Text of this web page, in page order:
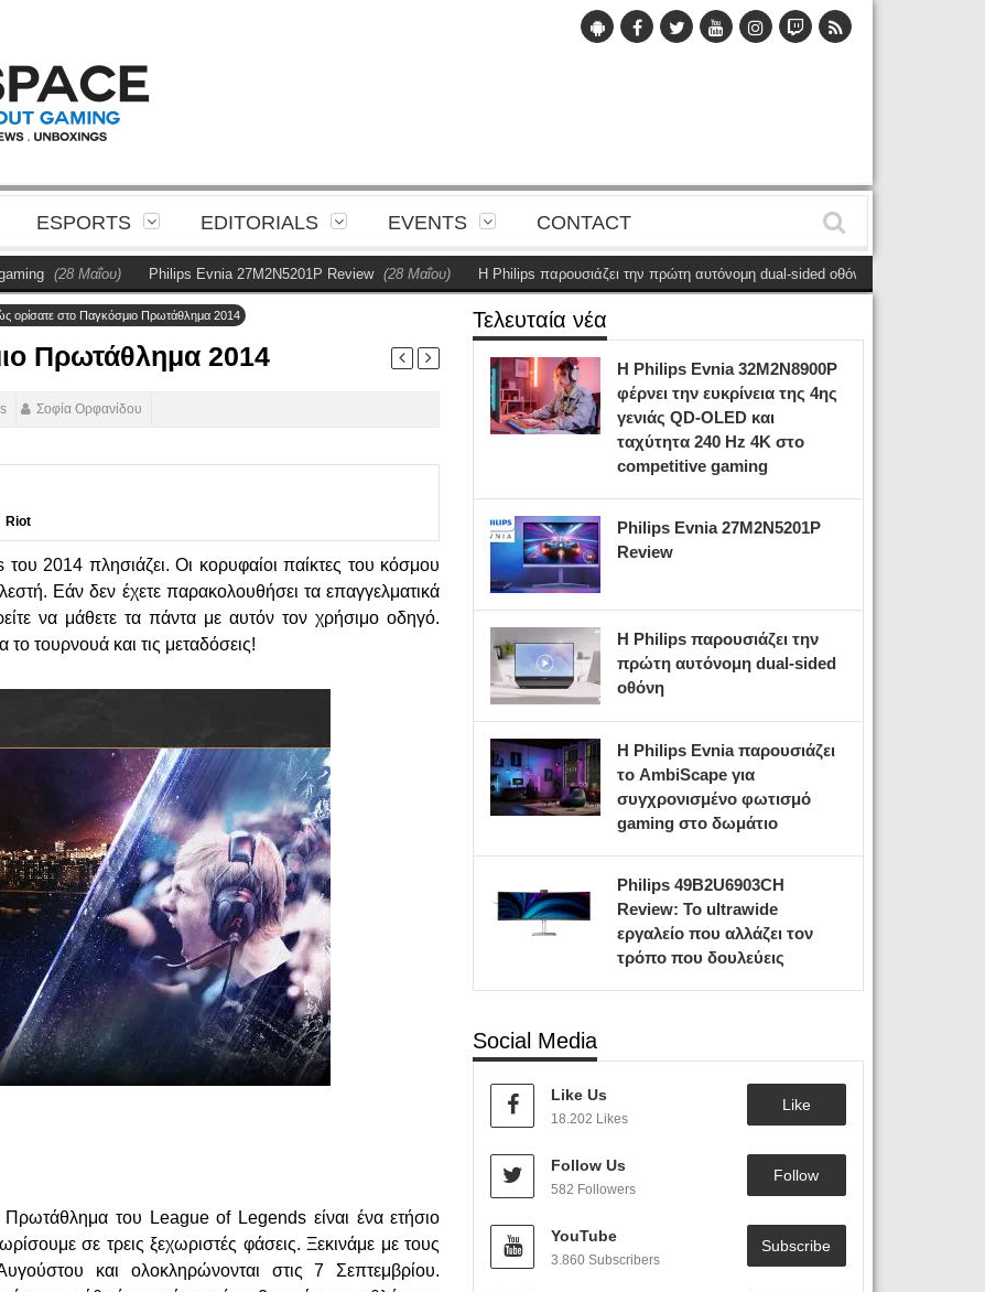
ESPORTS EDITORIALS EVENTS CONTACT
(28 Μαΐου) Philips Evnia 27M2N5201P Review (28 Μαΐου) Η Philips παρουσιάζει την πρώτη αυτόνομη dual-sided οθόνη (28 Μαΐου)
ορίσατε στο Παγκόσμιο Πρωτάθλημα 2014
Πρωτάθλημα 2014
Σοφία Ορφανίδου
Riot
2014 πλησιάζει. Οι κορυφαίοι παίκτες του κόσμου
Εάν δεν έχετε παρακολουθήσει τα επαγγελματικά
να μάθετε τα πάντα με αυτόν τον χρήσιμο οδηγό.
τουρνουά και τις μεταδόσεις!
του League of Legends είναι ένα ετήσιο
σε τρεις ξεχωριστές φάσεις. Ξεκινάμε με τους
και ολοκληρώνονται στις 7 Σεπτεμβρίου.
Τελευταία νέα
Η Philips Evnia 32M2N8900P
φέρνει την ευκρίνεια της 4ης
γενιάς QD-OLED και
ταχύτητα 240 Hz 4K στο
competitive gaming
Philips Evnia 27M2N5201P
Review
Η Philips παρουσιάζει την
πρώτη αυτόνομη dual-sided
οθόνη
Η Philips Evnia παρουσιάζει
το AmbiScape για
συγχρονισμένο φωτισμό
gaming στο δωμάτιο
Philips 49B2U6903CH
Review: Το ultrawide
εργαλείο που αλλάζει τον
τρόπο που δουλεύεις
Social Media
Like Us
18.202 Likes
Like
Follow Us
582 Followers
Follow
YouTube
3.860 Subscribers
Subscribe